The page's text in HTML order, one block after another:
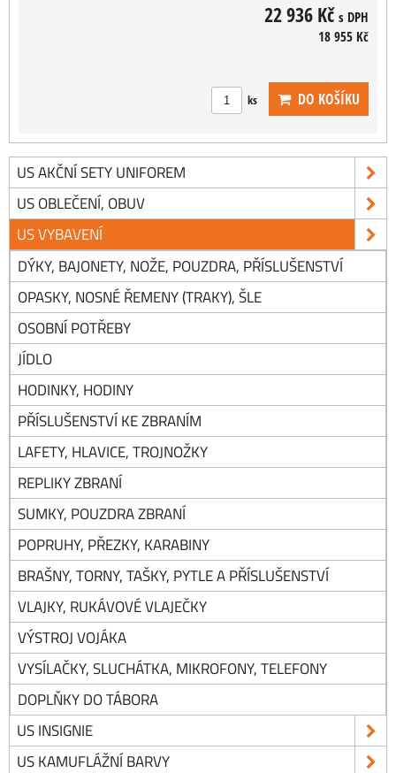
22 936 Kč s DPH
18 955 Kč
ks DO KOŠÍKU
US AKČNÍ SETY UNIFOREM
US OBLEČENÍ, OBUV
US VYBAVENÍ
DÝKY, BAJONETY, NOŽE, POUZDRA, PŘÍSLUŠENSTVÍ
OPASKY, NOSNÉ ŘEMENY (TRAKY), ŠLE
OSOBNÍ POTŘEBY
JÍDLO
HODINKY, HODINY
PŘÍSLUŠENSTVÍ KE ZBRANÍM
LAFETY, HLAVICE, TROJNOŽKY
REPLIKY ZBRANÍ
SUMKY, POUZDRA ZBRANÍ
POPRUHY, PŘEZKY, KARABINY
BRAŠNY, TORNY, TAŠKY, PYTLE A PŘÍSLUŠENSTVÍ
VLAJKY, RUKÁVOVÉ VLAJEČKY
VÝSTROJ VOJÁKA
VYSÍLAČKY, SLUCHÁTKA, MIKROFONY, TELEFONY
DOPLŇKY DO TÁBORA
US INSIGNIE
US KAMUFLÁŽNÍ BARVY